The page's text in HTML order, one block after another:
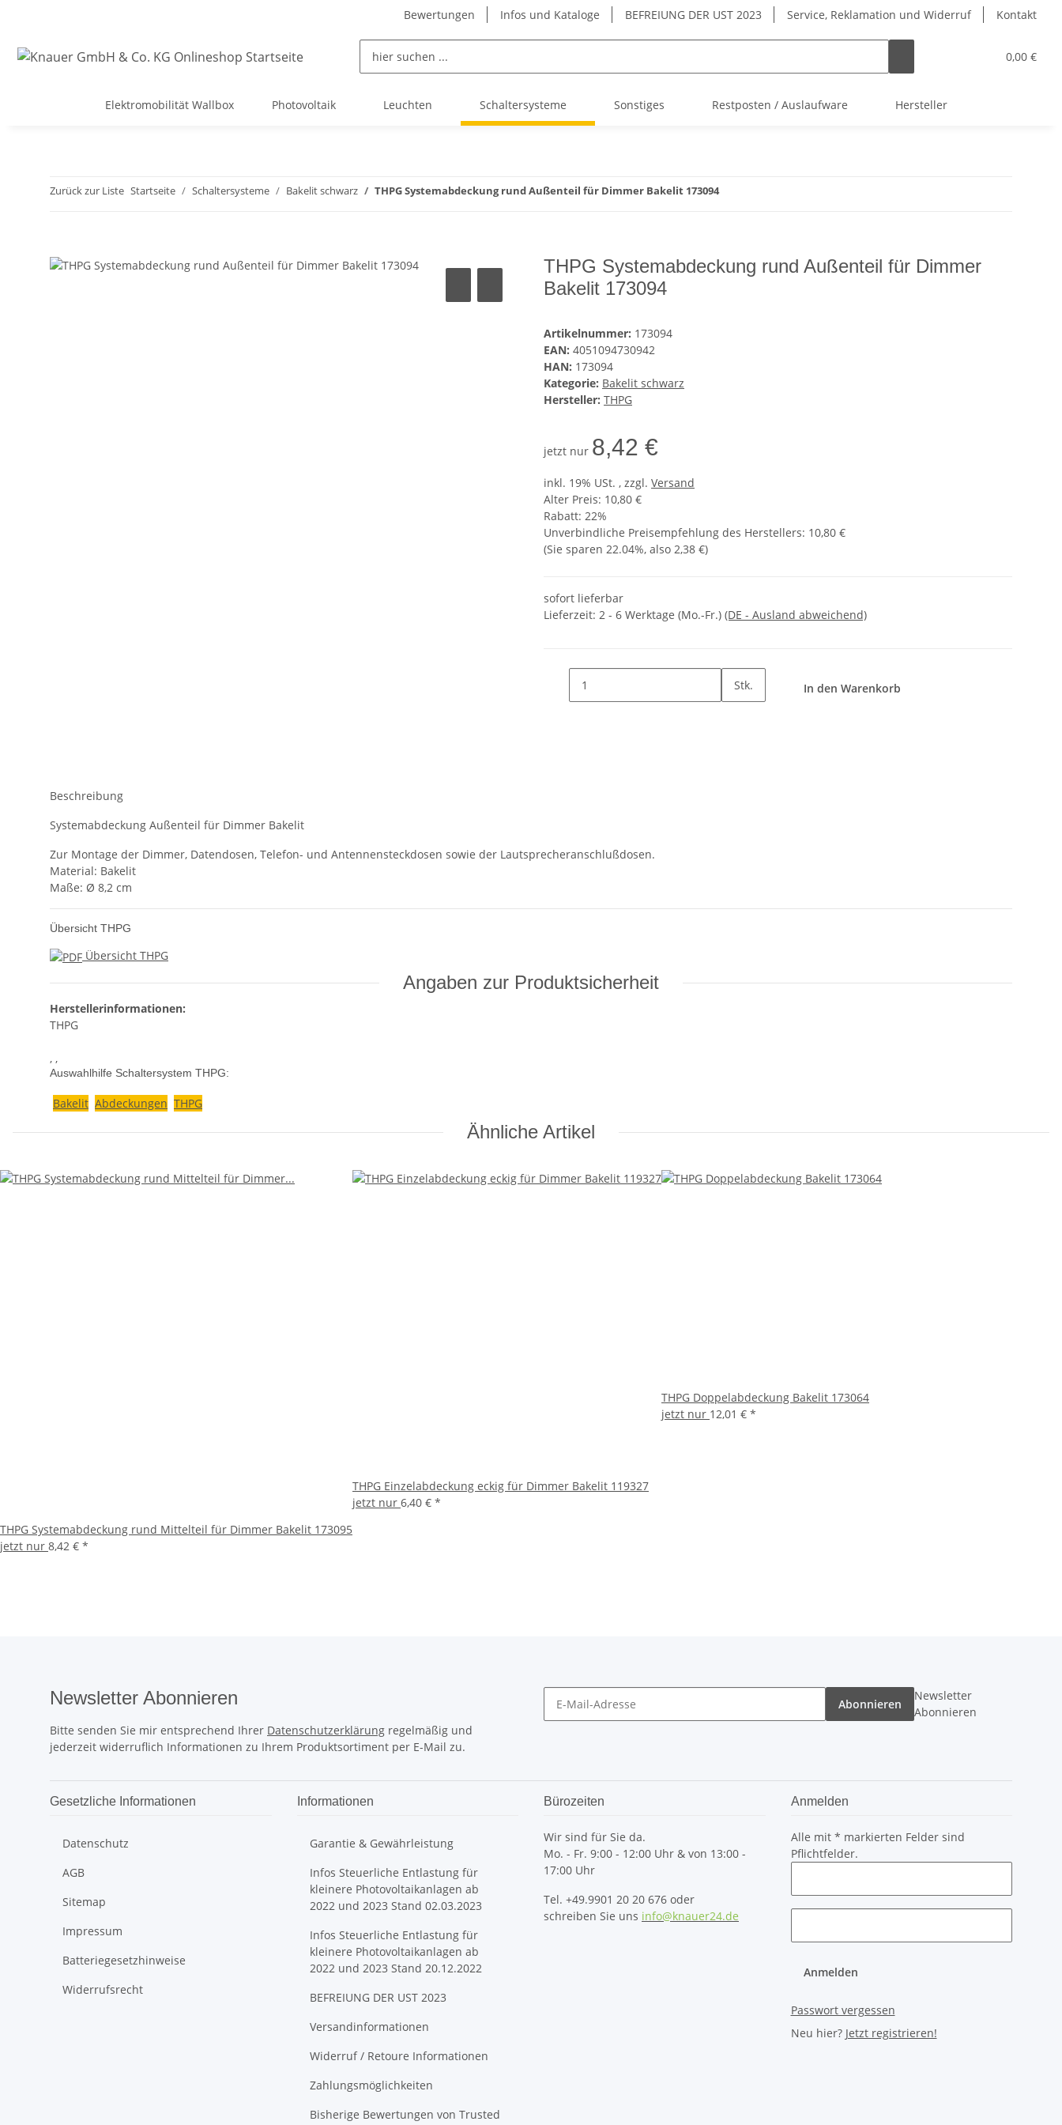
Bewertungen Infos und Kataloge BEFREIUNG DER UST 2023 Service, Reklamation und Widerruf Kontakt
0,00 €
Elektromobilität Wallbox Photovoltaik Leuchten Schaltersysteme Sonstiges Restposten / Auslaufware Hersteller
Zurück zur Liste Startseite Schaltersysteme Bakelit schwarz THPG Systemabdeckung rund Außenteil für Dimmer Bakelit 173094
THPG Systemabdeckung rund Außenteil für Dimmer
Bakelit 173094
Artikelnummer: 173094
EAN: 4051094730942
HAN: 173094
Kategorie: Bakelit schwarz
Hersteller: THPG
jetzt nur 8,42 €
inkl. 19% USt. , zzgl. Versand
Alter Preis: 10,80 €
Rabatt: 22%
Unverbindliche Preisempfehlung des Herstellers: 10,80 €
(Sie sparen 22.04%, also 2,38 €)
sofort lieferbar
Lieferzeit: 2 - 6 Werktage (Mo.-Fr.) (DE - Ausland abweichend)
Stk. In den Warenkorb
Beschreibung
Systemabdeckung Außenteil für Dimmer Bakelit
Zur Montage der Dimmer, Datendosen, Telefon- und Antennensteckdosen sowie der Lautsprecheranschlußdosen.
Material: Bakelit
Maße: Ø 8,2 cm
Übersicht THPG
Übersicht THPG
Angaben zur Produktsicherheit
Herstellerinformationen:
THPG
, ,
Auswahlhilfe Schaltersystem THPG:
Bakelit Abdeckungen THPG
Ähnliche Artikel
THPG Systemabdeckung rund Mittelteil für Dimmer Bakelit 173095
jetzt nur 8,42 € *
THPG Einzelabdeckung eckig für Dimmer Bakelit 119327
jetzt nur 6,40 € *
THPG Doppelabdeckung Bakelit 173064
jetzt nur 12,01 € *
Newsletter Abonnieren
Bitte senden Sie mir entsprechend Ihrer Datenschutzerklärung regelmäßig und
jederzeit widerruflich Informationen zu Ihrem Produktsortiment per E-Mail zu.
Abonnieren
Newsletter
Abonnieren
Gesetzliche Informationen
Datenschutz
AGB
Sitemap
Impressum
Batteriegesetzhinweise
Widerrufsrecht
Informationen
Garantie & Gewährleistung
Infos Steuerliche Entlastung für
kleinere Photovoltaikanlagen ab
2022 und 2023 Stand 02.03.2023
Infos Steuerliche Entlastung für
kleinere Photovoltaikanlagen ab
2022 und 2023 Stand 20.12.2022
BEFREIUNG DER UST 2023
Versandinformationen
Widerruf / Retoure Informationen
Zahlungsmöglichkeiten
Bisherige Bewertungen von Trusted
Bürozeiten
Wir sind für Sie da.
Mo. - Fr. 9:00 - 12:00 Uhr & von 13:00 -
17:00 Uhr
Tel. +49.9901 20 20 676 oder
schreiben Sie uns info@knauer24.de
Anmelden
Alle mit * markierten Felder sind
Pflichtfelder.
Anmelden
Passwort vergessen
Neu hier? Jetzt registrieren!